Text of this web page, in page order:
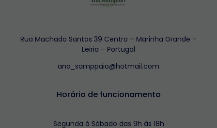
Rua Machado Santos 39 Centro – Marinha Grande –
Leiria – Portugal
ana_samppaio@hotmail.com
Horário de funcionamento
Segunda à Sábado das 9h às 18h